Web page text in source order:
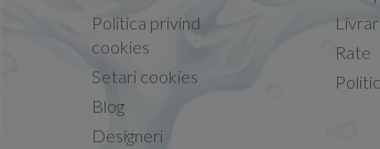
Conform descrierii!
13.02.2026
Politica privind
cookies
Setari cookies
Blog
Designeri
Rate